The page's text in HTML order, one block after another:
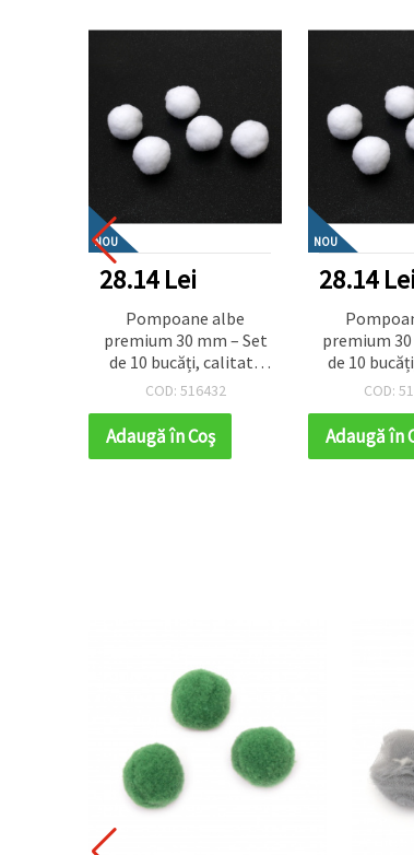
NOU
28.14 Lei
Pompoane albe
premium 30 mm – Set
de 10 bucăți, calitate
superioară pentru
decorațiuni și proiecte
DIY
COD: 516432
Adaugă în Coş
NOU
28.14 Lei
premium
de 10
decorațiuni
COD:
Adaugă în